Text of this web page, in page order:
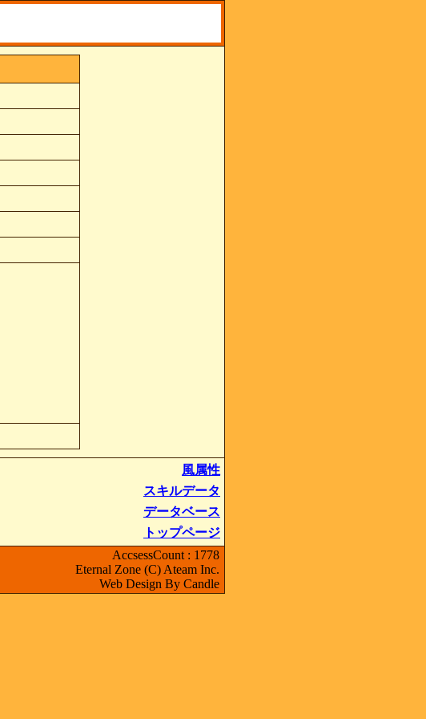
風属性
スキルデータ
データベース
トップページ
AccsessCount : 1778
Eternal Zone (C) Ateam Inc.
Web Design By Candle